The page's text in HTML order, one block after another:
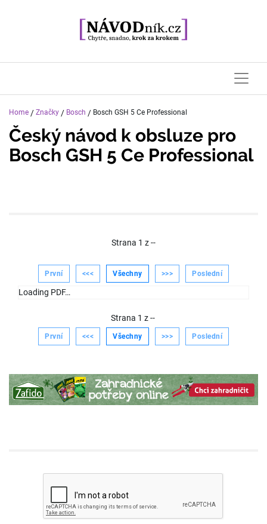
Home / Značky / Bosch / Bosch GSH 5 Ce Professional
Český návod k obsluze pro
Bosch GSH 5 Ce Professional
Strana 1 z--
První <<< Všechny >>> Poslední
Loading PDF…
Strana 1 z--
První <<< Všechny >>> Poslední